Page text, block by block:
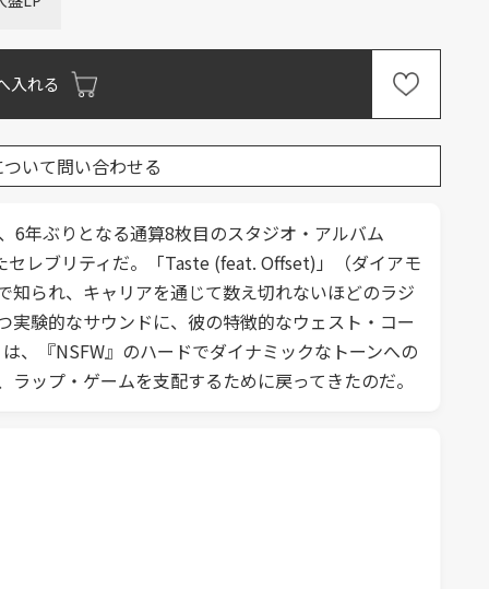
入れる
いて問い合わせる
6年ぶりとなる通算8枚目のスタジオ・アルバム
レブリティだ。「Taste (feat. Offset)」（ダイアモ
られ、キャリアを通じて数え切れないほどのラジ
験的なサウンドに、彼の特徴的なウェスト・コー
、『NSFW』のハードでダイナミックなトーンへの
ップ・ゲームを支配するために戻ってきたのだ。